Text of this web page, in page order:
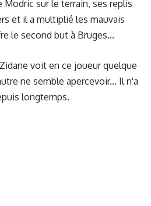
Modric sur le terrain, ses replis
et il a multiplié les mauvais
le second but à Bruges...
voit en ce joueur quelque
ne semble apercevoir... Il n'a
longtemps.